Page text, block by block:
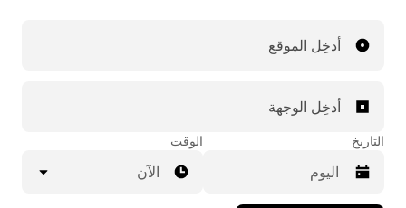
أدخِل الموقع
أدخِل الوجهة
التاريخ الوقت
الآن